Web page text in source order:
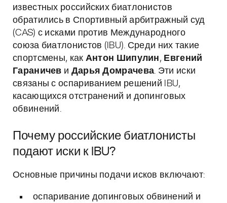
известных российских биатлонистов
обратились в Спортивный арбитражный суд
(CAS) с исками против Международного
союза биатлонистов (IBU). Среди них такие
спортсмены, как Антон Шипулин, Евгений
Гараничев и Дарья Домрачева. Эти иски
связаны с оспариванием решений IBU,
касающихся отстранений и допинговых
обвинений.
Почему российские биатлонисты
подают иски к IBU?
Основные причины подачи исков включают:
оспаривание допинговых обвинений и